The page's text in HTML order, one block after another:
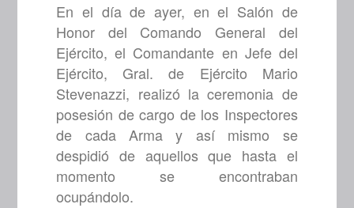
En el día de ayer, en el Salón de
Honor del Comando General del
Ejército, el Comandante en Jefe del
Ejército, Gral. de Ejército Mario
Stevenazzi, realizó la ceremonia de
posesión de cargo de los Inspectores
de cada Arma y así mismo se
despidió de aquellos que hasta el
momento se encontraban
ocupándolo.